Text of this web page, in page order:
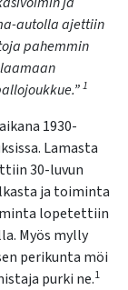
autolla ajettiin
pahemmin
1
1930-
Lamasta
30-luvun
ja toiminta
lopetettiin
Myös mylly
perikunta möi
purki ne.1